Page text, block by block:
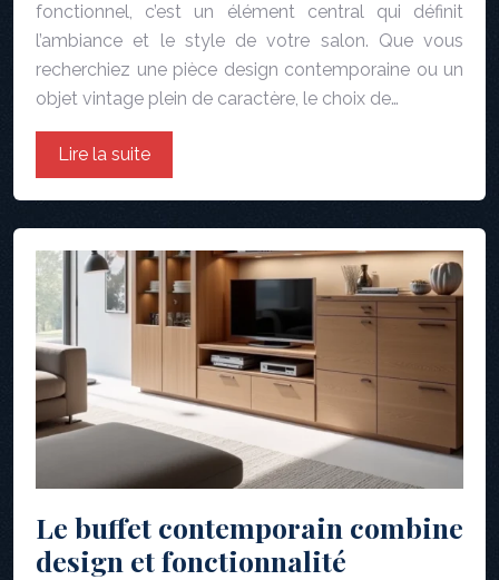
fonctionnel, c’est un élément central qui définit
l’ambiance et le style de votre salon. Que vous
recherchiez une pièce design contemporaine ou un
objet vintage plein de caractère, le choix de…
Lire la suite
Le buffet contemporain combine
design et fonctionnalité